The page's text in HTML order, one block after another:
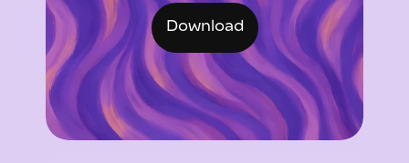
Download